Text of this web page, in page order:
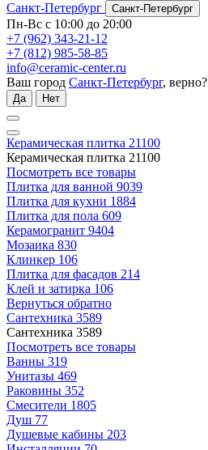
Санкт-Петербург
Санкт-Петербург
Пн-Вс с 10:00 до 20:00
+7 (962) 343-21-12
+7 (812) 985-58-85
info@ceramic-center.ru
Ваш город Санкт-Петербург, верно?
Да Нет
Керамическая плитка 21100
Керамическая плитка 21100
Посмотреть все товары
Плитка для ванной 9039
Плитка для кухни 1884
Плитка для пола 609
Керамогранит 9404
Мозаика 830
Клинкер 106
Плитка для фасадов 214
Клей и затирка 106
Вернуться обратно
Сантехника 3589
Сантехника 3589
Посмотреть все товары
Ванны 319
Унитазы 469
Раковины 352
Смесители 1805
Душ 77
Душевые кабины 203